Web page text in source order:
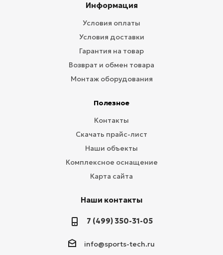
Информация
Условия оплаты
Условия доставки
Гарантия на товар
Возврат и обмен товара
Монтаж оборудования
Полезное
Контакты
Скачать прайс-лист
Наши объекты
Комплексное оснащение
Карта сайта
Наши контакты
7 (499) 350-31-05
info@sports-tech.ru